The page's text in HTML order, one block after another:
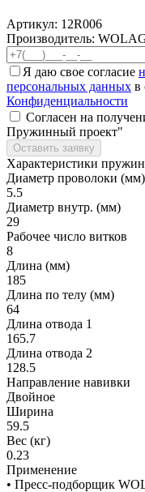
Артикул: 12R006
Производитель:
Я даю свое согласие
персональных данных в
Конфиденциальности
Согласен на
Пружинный проект"
Оставить заявку
Характеристики
Диаметр проволоки (мм)
5.5
Диаметр внутр. (мм)
29
Рабочее число витков
8
Длина (мм)
185
Длина по телу (мм)
64
Длина отвода 1
165.7
Длина отвода 2
128.5
Направление навивки
Двойное
Ширина
59.5
Вес (кг)
0.23
Применение
• Пресс-подборщик